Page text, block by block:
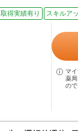
得実績有り スキルア
マ
薬
ので